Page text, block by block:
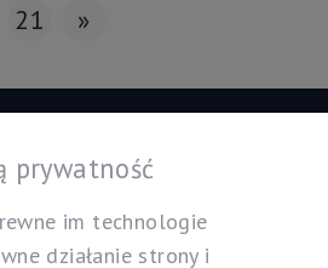
21
»
prywatność
im technologie
działanie strony i